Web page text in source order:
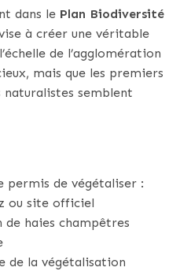
dans le Plan Biodiversité
à créer une véritable
de l’agglomération
mais que les premiers
semblent
permis de végétaliser :
ou site officiel
haies champêtres
de la végétalisation